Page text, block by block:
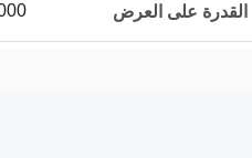
القدرة على العرض 2000